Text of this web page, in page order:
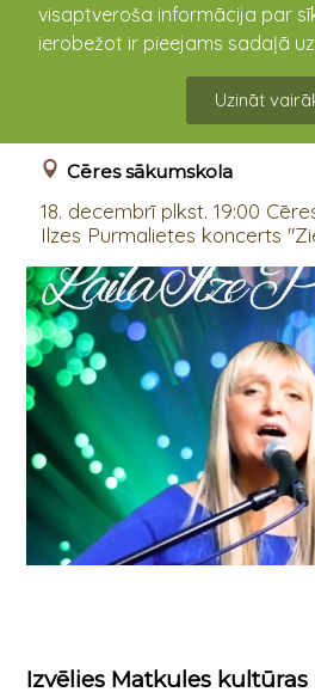
visaptveroša informācija par
ierobežot ir pieejams sadaļā
Uzināt
Lailas Ilzes Purmalietes
"Ziemassvētku gaismās"
Cēres sākumskola
18. decembrī plkst. 19:00
Ilzes Purmalietes koncerts
Izvēlies Matkules